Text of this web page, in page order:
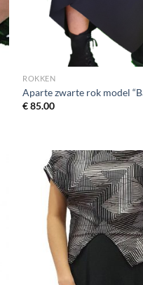
ROKKEN
Aparte zwarte rok model
€85.00